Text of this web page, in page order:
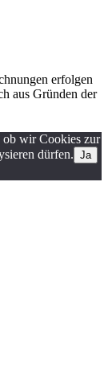
erfolgen
aus Gründen der
ob wir Cookies zur
dürfen. Ja